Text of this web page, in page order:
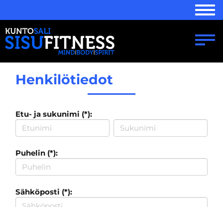
Henkilötiedot
Etu- ja sukunimi (*):
Puhelin (*):
Sähköposti (*):